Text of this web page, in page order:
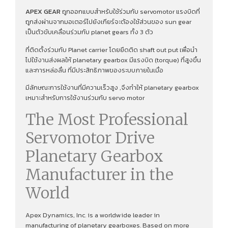
APEX GEAR ถูกออกแบบสำหรับใช้ร่วมกับ servomotor แรงบิดที่
ถูกส่งผ่านจากมอเตอร์ไปยังเกียร์จะต้องใช้ส่วนของ sun gear
เป็นตัวขับเคลื่อนร่วมกับ planet gears ทั้ง 3 ตัว
ที่ติดตั้งร่วมกับ Planet carrier โดยยึดติด shaft out put เพื่อนํา
ไปใช้งานส่งผลให้ planetary gearbox มีแรงบิด (torque) ที่สูงขึ้น
และการหล่อลื่น ที่มีประสิทธิภาพของระบบภายในเมื่อ
มีลักษณะการใช้งานที่มีความเร็วสูง ,จึงทําให้ planetary gearbox
เหมาะสำหรับการใช้งานร่วมกับ servo motor
The Most Professional
Servomotor Drive
Planetary Gearbox
Manufacturer in the
World
Apex Dynamics, Inc. is a worldwide leader in
manufacturing of planetary gearboxes. Based on more